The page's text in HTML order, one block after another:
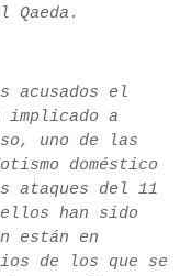
Qaeda.
acusados el
implicado a
uno de las
doméstico
ataques del 11
ellos han sido
están en
de los que se